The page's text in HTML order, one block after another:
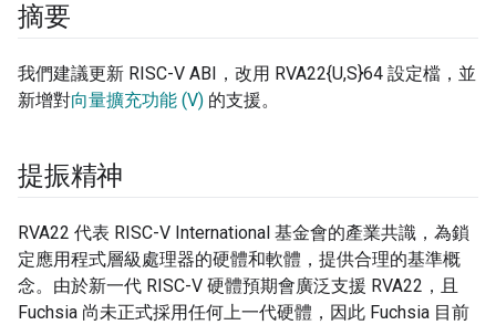
摘要
我們建議更新 RISC-V ABI，改用 RVA22{U,S}64 設定檔，並
新增對向量擴充功能 (V) 的支援。
提振精神
RVA22 代表 RISC-V International 基金會的產業共識，為鎖
定應用程式層級處理器的硬體和軟體，提供合理的基準概
念。由於新一代 RISC-V 硬體預期會廣泛支援 RVA22，且
Fuchsia 尚未正式採用任何上一代硬體，因此 Fuchsia 目前